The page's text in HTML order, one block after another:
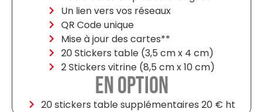
Un lien vers vos réseaux
QR Code unique
Mise à jour des cartes**
20 Stickers table (3,5 cm x 4 cm)
2 Stickers vitrine (8,5 cm x 10 cm)
En option
20 stickers table supplémentaires 20 € ht